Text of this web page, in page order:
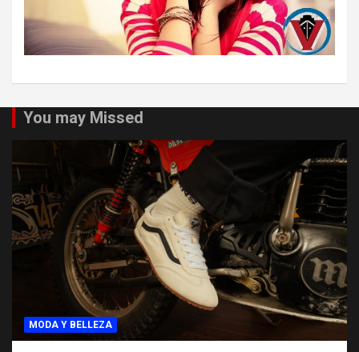
You may Missed
MODA Y BELLEZA